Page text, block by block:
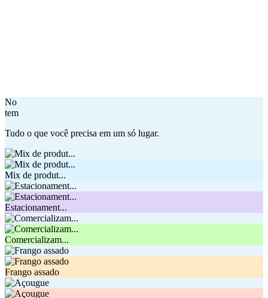
No
tem
Tudo o que você precisa em um só lugar.
Mix de produt...
Estacionament...
Comercializam...
Frango assado